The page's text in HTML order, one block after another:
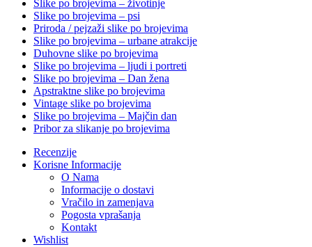
Slike po brojevima – životinje
Slike po brojevima – psi
Priroda / pejzaži slike po brojevima
Slike po brojevima – urbane atrakcije
Duhovne slike po brojevima
Slike po brojevima – ljudi i portreti
Slike po brojevima – Dan žena
Apstraktne slike po brojevima
Vintage slike po brojevima
Slike po brojevima – Majčin dan
Pribor za slikanje po brojevima
Recenzije
Korisne Informacije
O Nama
Informacije o dostavi
Vračilo in zamenjava
Pogosta vprašanja
Kontakt
Wishlist